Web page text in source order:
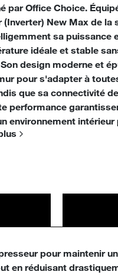
par Office Choice.
(Inverter) New Max de la
sa puissance
idéale et stable
design moderne et
pour s'adapter à
que sa connectivité
performance
environnement
pour maintenir
en réduisant